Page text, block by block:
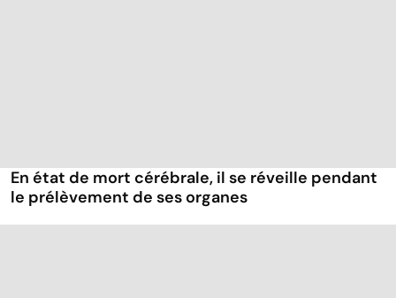
En état de mort cérébrale, il se réveille pendant
le prélèvement de ses organes